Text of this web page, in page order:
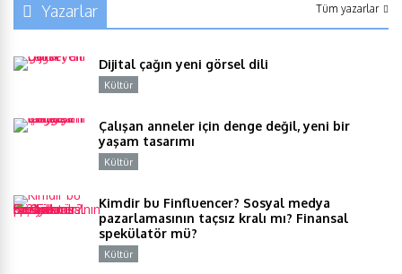
Yazarlar Tüm yazarlar
Dijital çağın yeni görsel dili
Kültür
Çalışan anneler için denge değil, yeni bir
yaşam tasarımı
Kültür
Kimdir bu Finfluencer? Sosyal medya
pazarlamasının taçsız kralı mı? Finansal
spekülatör mü?
Kültür